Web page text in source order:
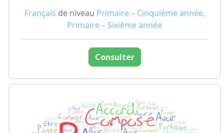
Français de niveau Primaire – Cinquième année,
Primaire – Sixième année
Consulter